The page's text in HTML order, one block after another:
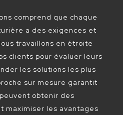
comprend que chaque
a des exigences et
travaillons en étroite
clients pour évaluer leurs
les solutions les plus
sur mesure garantit
obtenir des
maximiser les avantages